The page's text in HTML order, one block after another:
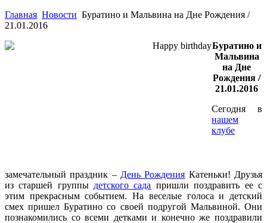
Главная Новости Буратино и Мальвина на Дне Рождения /
21.01.2016
Буратино и
Мальвина
на Дне
Рождения /
21.01.2016
Сегодня в
нашем
клубе
замечательный праздник – День Рождения Катеньки! Друзья
из старшей группы детского сада пришли поздравить ее с
этим прекрасным событием. На веселые голоса и детский
смех пришел Буратино со своей подругой Мальвиной. Они
познакомились со всеми детками и конечно же поздравили